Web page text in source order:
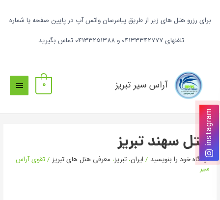
برای رزرو هتل های زیر از طریق پیامرسان واتس آپ در پایین صفحه یا شماره
تلفنهای 04133342777 و 04133251388 تماس بگیرید.
آراس سیر تبریز 0
هتل سهند تبریز
دیدگاه‌ خود را بنویسید / ایران،تبریز،معرفی هتل های تبریز /تقوی آراس
سیر
instagram